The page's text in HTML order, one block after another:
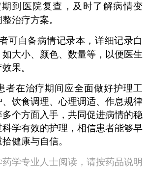
期到医院复查，及时了解病情变
治疗方案。
可自备病情记录本，详细记录白
大小、颜色、数量等，以便医生
果。
者在治疗期间应全面做好护理工
饮食调理、心理调适、作息规律
多个方面入手，共同促进病情的稳
学有效的护理，相信患者能够早
健康与自信。
学专业人士阅读，请按药品说明